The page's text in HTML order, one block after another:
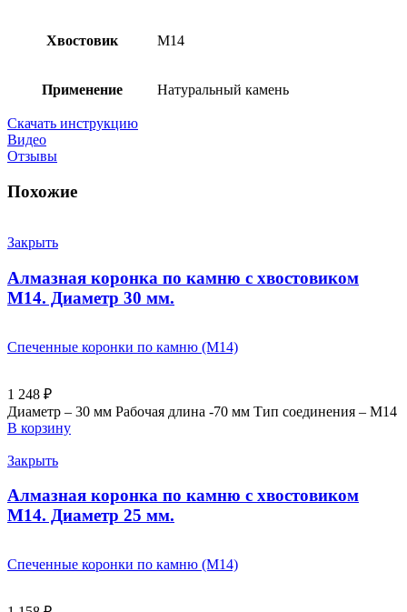
Хвостовик М14
Применение Натуральный камень
Скачать инструкцию
Видео
Отзывы
Похожие
Закрыть
Алмазная коронка по камню с хвостовиком
M14. Диаметр 30 мм.
Спеченные коронки по камню (M14)
1 248 ₽
Диаметр – 30 мм Рабочая длина -70 мм Тип соединения – M14
В корзину
Закрыть
Алмазная коронка по камню с хвостовиком
M14. Диаметр 25 мм.
Спеченные коронки по камню (M14)